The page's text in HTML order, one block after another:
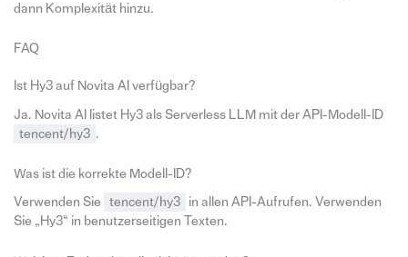
dann Komplexität hinzu.
FAQ
Ist Hy3 auf Novita AI verfügbar?
Ja. Novita AI listet Hy3 als Serverless LLM mit der API-Modell-ID
tencent/hy3 .
Was ist die korrekte Modell-ID?
Verwenden Sie tencent/hy3
in allen API-Aufrufen. Verwenden
Sie „Hy3“ in benutzerseitigen Texten.